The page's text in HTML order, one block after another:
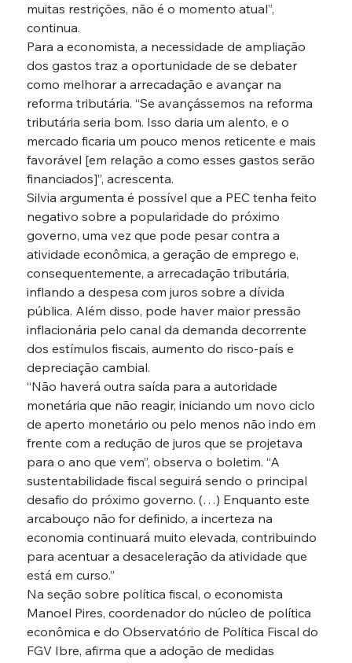
muitas restrições, não é o momento atual”,
continua.
Para a economista, a necessidade de ampliação
dos gastos traz a oportunidade de se debater
como melhorar a arrecadação e avançar na
reforma tributária. “Se avançássemos na reforma
tributária seria bom. Isso daria um alento, e o
mercado ficaria um pouco menos reticente e mais
favorável [em relação a como esses gastos serão
financiados]”, acrescenta.
Silvia argumenta é possível que a PEC tenha feito
negativo sobre a popularidade do próximo
governo, uma vez que pode pesar contra a
atividade econômica, a geração de emprego e,
consequentemente, a arrecadação tributária,
inflando a despesa com juros sobre a dívida
pública. Além disso, pode haver maior pressão
inflacionária pelo canal da demanda decorrente
dos estímulos fiscais, aumento do risco-país e
depreciação cambial.
“Não haverá outra saída para a autoridade
monetária que não reagir, iniciando um novo ciclo
de aperto monetário ou pelo menos não indo em
frente com a redução de juros que se projetava
para o ano que vem”, observa o boletim. “A
sustentabilidade fiscal seguirá sendo o principal
desafio do próximo governo. (…) Enquanto este
arcabouço não for definido, a incerteza na
economia continuará muito elevada, contribuindo
para acentuar a desaceleração da atividade que
está em curso.”
Na seção sobre política fiscal, o economista
Manoel Pires, coordenador do núcleo de política
econômica e do Observatório de Política Fiscal do
FGV Ibre, afirma que a adoção de medidas